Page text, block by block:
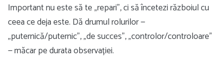
Important nu este să te „repari”, ci să încetezi războiul cu
ceea ce deja este. Dă drumul rolurilor —
„puternică/puternic”, „de succes”, „controlor/controloare”
— măcar pe durata observației.